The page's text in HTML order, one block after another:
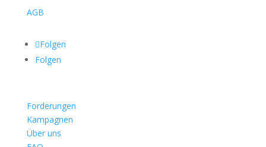
AGB
Folgen
Folgen
Forderungen
Kampagnen
Über uns